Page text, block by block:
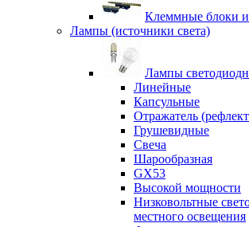
Клеммные блоки
Лампы (источники света)
Лампы
Линейные
Капсульные
Отражатель
Грушевидные
Свеча
Шарообразная
GX53
Высокой мощности
Низковольтные
местного освещения